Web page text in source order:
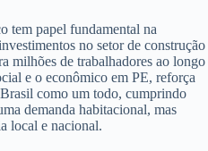
tem papel fundamental na
no setor de construção
milhões de trabalhadores ao longo
e o econômico em PE, reforça
como um todo, cumprindo
demanda habitacional, mas
local e nacional.